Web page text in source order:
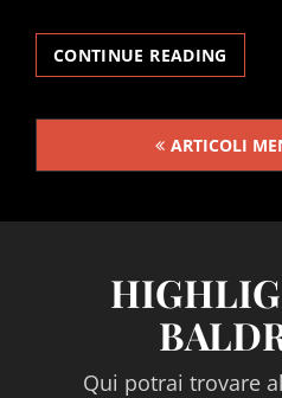
CONTINUE READING
PIAZZA
DI…
BALD
NavigazioneARTICOLI
Qui potrai trovare